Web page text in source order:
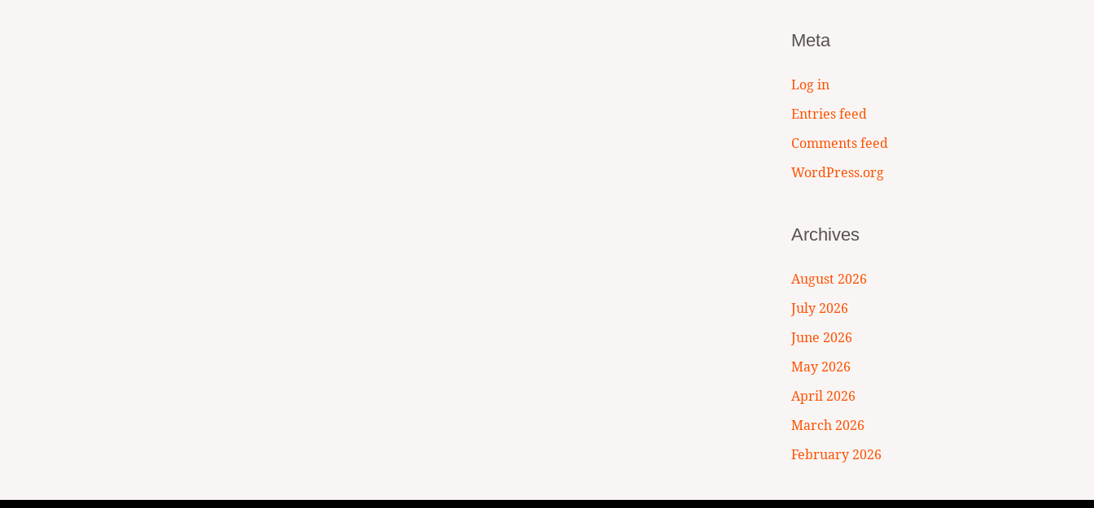
Meta
Log in
Entries feed
Comments feed
WordPress.org
Archives
August 2026
July 2026
June 2026
May 2026
April 2026
March 2026
February 2026